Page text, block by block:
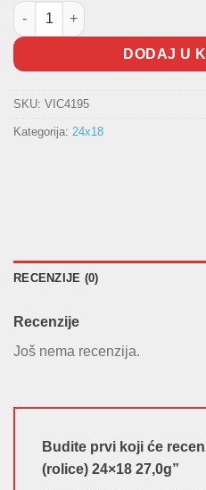
Utezi variomata (rolice) 24x18
DODAJ U
SKU: VIC4195
Kategorija: 24x18
RECENZIJE (0)
Recenzije
Još nema recenzija.
Budite prvi koji će
(rolice) 24×18 27,0g”